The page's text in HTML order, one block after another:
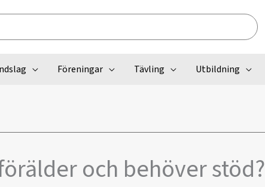
Föreningar Tävling Utbildning
och behöver stöd?